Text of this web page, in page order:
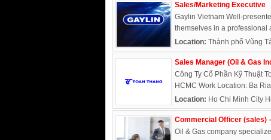
Sales/Marketing Executive
Gaylin Vietnam Well-
themselves in a professional
Location: Thành phố Vũng
Sales Manager (Oil & Gas
Công Ty Cổ Phần Kỹ Thuật
HCMC Work Location: Ba
Location: Ho Chi Minh City
Commercial Officer (sales)
Oil & Gas company